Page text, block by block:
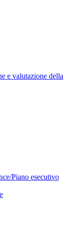
e valutazione della
Piano esecutivo